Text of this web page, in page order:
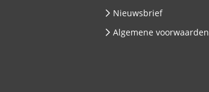
Nieuwsbrief
Algemene voorwaarden